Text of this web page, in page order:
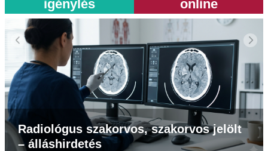
igénylés
online
Radiológus szakorvos, szakorvos jelölt
– álláshirdetés